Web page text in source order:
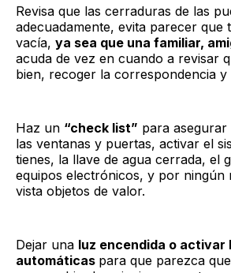
Revisa que las cerraduras de las
adecuadamente, evita parecer que
vacía, ya sea que una familiar,
acuda de vez en cuando a revisar
bien, recoger la correspondencia y
Haz un “check list” para
las ventanas y puertas, activar el
tienes, la llave de agua cerrada, el
equipos electrónicos, y por ningún
vista objetos de valor.
Dejar una luz encendida o activar
automáticas para que parezca